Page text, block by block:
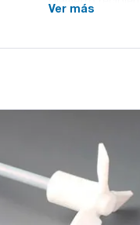
Pack (u.) : 1
Ver más